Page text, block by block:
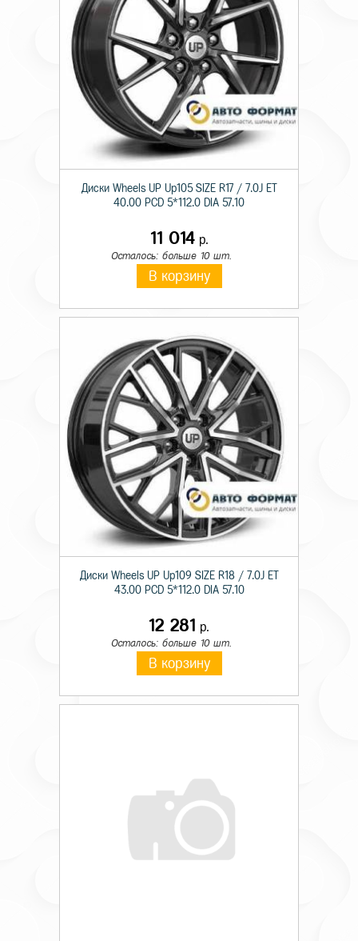
Диски Wheels UP Up105 SIZE R17 / 7.0J ET
40.00 PCD 5*112.0 DIA 57.10
11 014р.
Осталось: больше 10 шт.
В корзину
Диски Wheels UP Up109 SIZE R18 / 7.0J ET
43.00 PCD 5*112.0 DIA 57.10
12 281 р.
Осталось: больше 10 шт.
В корзину